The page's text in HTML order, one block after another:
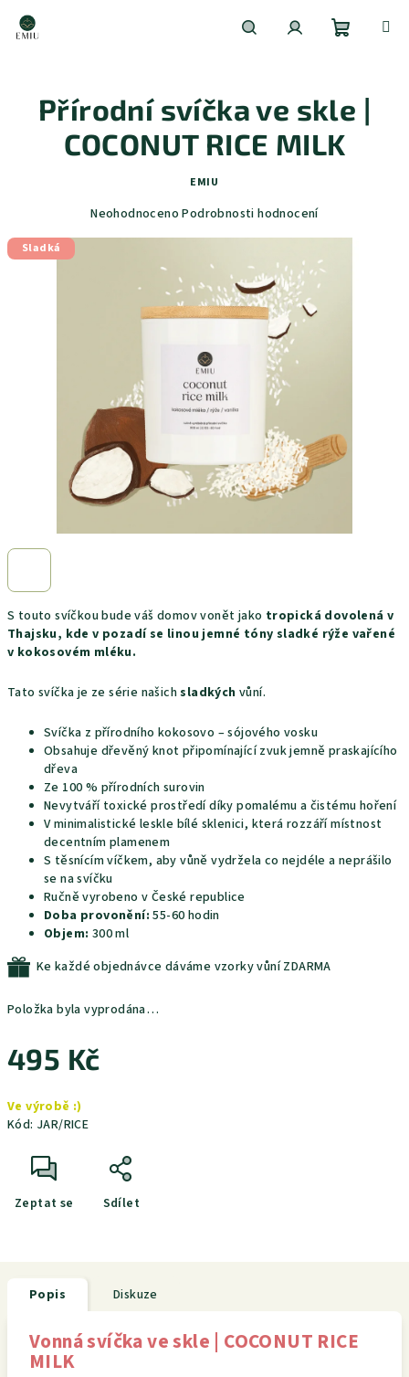
obsah
košík
S touto svíčkou bude váš domov vonět jako tropická dovolená v
Thajsku, kde v pozadí se linou jemné tóny sladké rýže vařené
v kokosovém mléku.
Tato svíčka je ze série našichsladkýchvůní.
Svíčka z přírodního kokosovo – sójového vosku
Obsahuje dřevěný knot připomínající zvuk jemně praskajícího
dřeva
Ze 100 % přírodních surovin
Nevytváří toxické prostředí díky pomalému a čistému hoření
V minimalistické leskle bílé sklenici, která rozzáří místnost
decentním plamenem
S těsnícím víčkem, aby vůně vydržela co nejdéle a neprášilo
se na svíčku
Ručně vyrobeno v České republice
Doba provonění: 55-60 hodin
Objem: 300 ml
Ke každé objednávce dáváme vzorky vůní ZDARMA
Položka byla vyprodána…
495 Kč
cena:
Ve výrobě :)
Kód: JAR/RICE
Zeptat se Sdílet
Přírodní svíčka ve skle |
COCONUT RICE MILK
EMIU
Průměrné
Neohodnoceno Podrobnosti hodnocení
Sladká
Popis Diskuze
Vonná svíčka ve skle | COCONUT RICE
MILK